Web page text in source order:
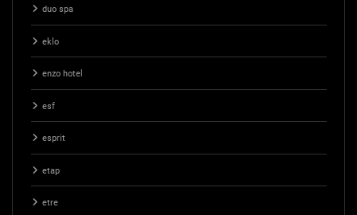
duo spa
eklo
enzo hotel
esf
esprit
etap
etre